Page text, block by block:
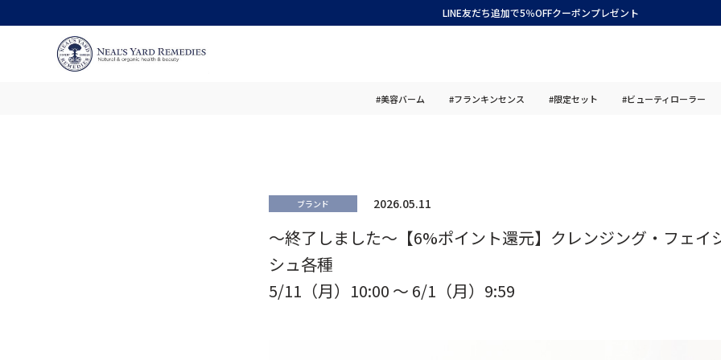
LINE友だち追加で5％OFFクーポンプレゼント
#美容バーム #フランキンセンス #限定セット #ビューティローラー
ブランド 2026.05.11
～終了しました～【6%ポイント還元】クレンジング・フェイ
シュ各種
5/11（月）10:00 ～ 6/1（月）9:59